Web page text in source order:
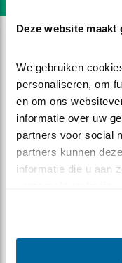
Deze website
We gebruiken
personaliseren, om
en om ons
informatie over uw
partners voor social
partners kunnen
informatie die u aan